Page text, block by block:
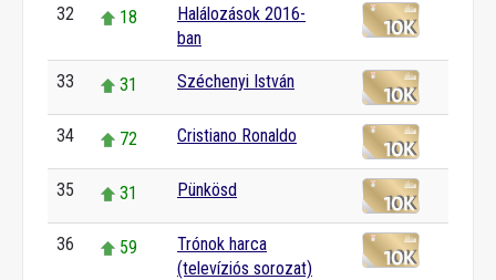
32 18
Halálozások 2016-
ban
33 31 Széchenyi István
34 72 Cristiano Ronaldo
35 31 Pünkösd
36 59
Trónok harca
(televíziós sorozat)